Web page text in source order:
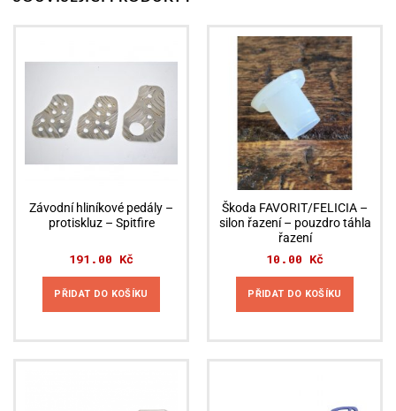
Závodní hliníkové pedály –
protiskluz – Spitfire
191.00 Kč
PŘIDAT DO KOŠÍKU
Škoda FAVORIT/FELICIA –
silon řazení – pouzdro táhla
řazení
10.00 Kč
PŘIDAT DO KOŠÍKU